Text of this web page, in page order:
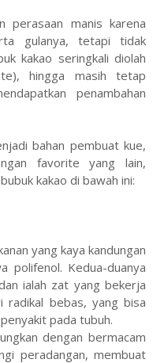
perasaan manis karena
gulanya, tetapi tidak
kakao seringkali diolah
hingga masih tetap
penambahan
bahan pembuat kue,
favorite yang lain,
kakao di bawah ini:
yang kaya kandungan
polifenol. Kedua-duanya
ialah zat yang bekerja
radikal bebas, yang bisa
pada tubuh.
dengan bermacam
peradangan, membuat